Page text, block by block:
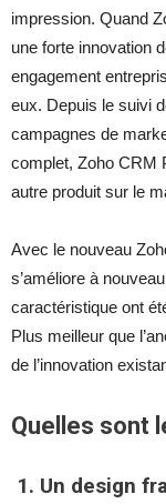
impression. Quand
une forte innovation
engagement
eux. Depuis le suivi
campagnes de
complet, Zoho CRM
autre produit sur le
Avec le nouveau
s’améliore à
caractéristique ont
Plus meilleur que
de l’innovation
Quelles sont
1. Un design